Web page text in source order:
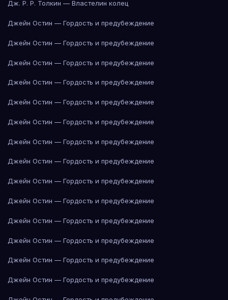
Дж. Р. Р. Толкин — Властелин колец
Джейн Остин — Гордость и предубеждение
Джейн Остин — Гордость и предубеждение
Джейн Остин — Гордость и предубеждение
Джейн Остин — Гордость и предубеждение
Джейн Остин — Гордость и предубеждение
Джейн Остин — Гордость и предубеждение
Джейн Остин — Гордость и предубеждение
Джейн Остин — Гордость и предубеждение
Джейн Остин — Гордость и предубеждение
Джейн Остин — Гордость и предубеждение
Джейн Остин — Гордость и предубеждение
Джейн Остин — Гордость и предубеждение
Джейн Остин — Гордость и предубеждение
Джейн Остин — Гордость и предубеждение